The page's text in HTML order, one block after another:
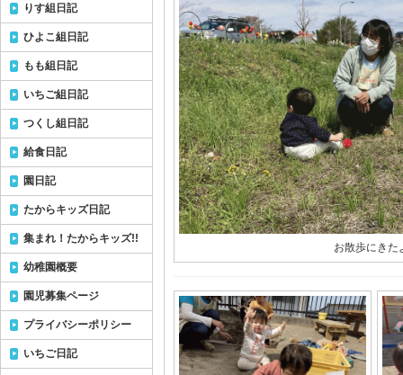
お散歩にきた
りす組日記
ひよこ組日記
もも組日記
いちご組日記
つくし組日記
給食日記
園日記
たからキッズ日記
集まれ！たからキッズ!!
幼稚園概要
園児募集ページ
プライバシーポリシー
いちご日記